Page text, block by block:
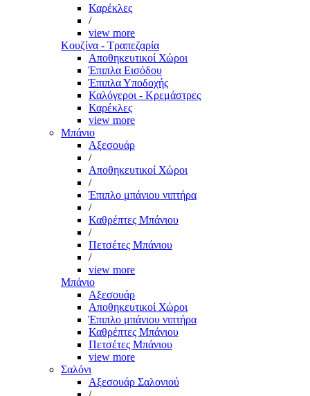
Καρέκλες
/
view more
Κουζίνα - Τραπεζαρία
Αποθηκευτικοί Χώροι
Έπιπλα Εισόδου
Έπιπλα Υποδοχής
Καλόγεροι - Κρεμάστρες
Καρέκλες
view more
Μπάνιο
Αξεσουάρ
/
Αποθηκευτικοί Χώροι
/
Έπιπλο μπάνιου νιπτήρα
/
Καθρέπτες Μπάνιου
/
Πετσέτες Μπάνιου
/
view more
Μπάνιο
Αξεσουάρ
Αποθηκευτικοί Χώροι
Έπιπλο μπάνιου νιπτήρα
Καθρέπτες Μπάνιου
Πετσέτες Μπάνιου
view more
Σαλόνι
Αξεσουάρ Σαλονιού